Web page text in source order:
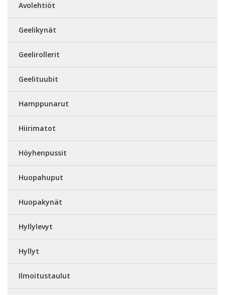
Avolehtiöt
Geelikynät
Geelirollerit
Geelituubit
Hamppunarut
Hiirimatot
Höyhenpussit
Huopahuput
Huopakynät
Hyllylevyt
Hyllyt
Ilmoitustaulut